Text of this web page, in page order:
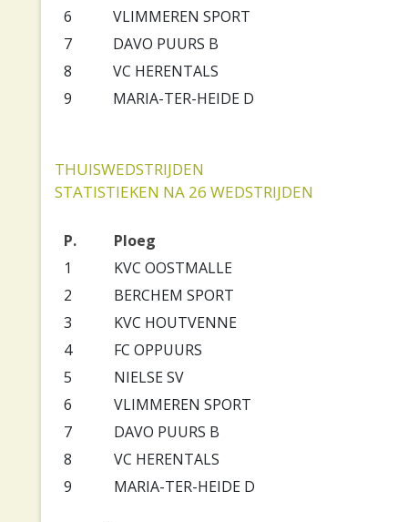
6
VLIMMEREN SPORT
7
DAVO PUURS B
8
VC HERENTALS
9
MARIA-TER-HEIDE D
THUISWEDSTRIJDEN
STATISTIEKEN NA 26 WEDSTRIJDEN
P.
Ploeg
1
KVC OOSTMALLE
2
BERCHEM SPORT
3
KVC HOUTVENNE
4
FC OPPUURS
5
NIELSE SV
6
VLIMMEREN SPORT
7
DAVO PUURS B
8
VC HERENTALS
9
MARIA-TER-HEIDE D